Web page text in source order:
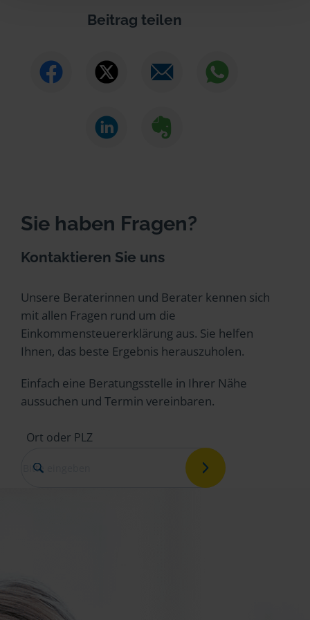
Beitrag teilen
Sie haben Fragen?
Kontaktieren Sie uns
Unsere Beraterinnen und Berater kennen sich
mit allen Fragen rund um die
Einkommensteuererklärung aus. Sie helfen
Ihnen, das beste Ergebnis herauszuholen.
Einfach eine Beratungsstelle in Ihrer Nähe
aussuchen und Termin vereinbaren.
Ort oder PLZ